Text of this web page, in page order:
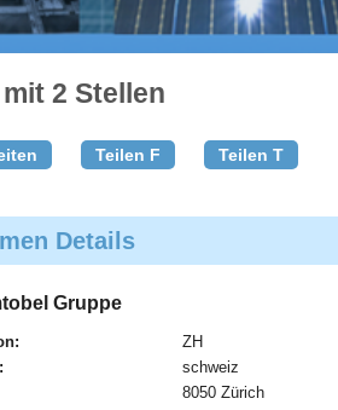
2 Stellen
Teilen F Teilen T
Details
Gruppe
ZH
schweiz
8050 Zürich